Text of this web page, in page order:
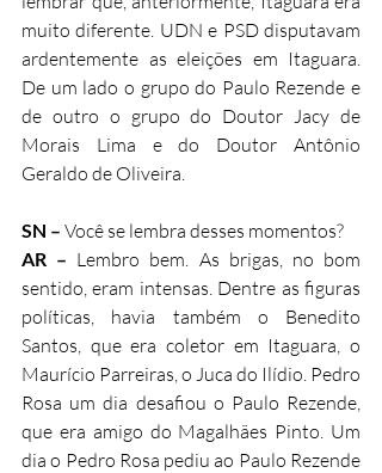
muito diferente. UDN e PSD disputavam
ardentemente as eleições em Itaguara.
De um lado o grupo do Paulo Rezende e
de outro o grupo do Doutor Jacy de
Morais Lima e do Doutor Antônio
Geraldo de Oliveira.
SN – Você se lembra desses momentos?
AR – Lembro bem. As brigas, no bom
sentido, eram intensas. Dentre as figuras
políticas, havia também o Benedito
Santos, que era coletor em Itaguara, o
Maurício Parreiras, o Juca do Ilídio. Pedro
Rosa um dia desafiou o Paulo Rezende,
que era amigo do Magalhães Pinto. Um
dia o Pedro Rosa pediu ao Paulo Rezende